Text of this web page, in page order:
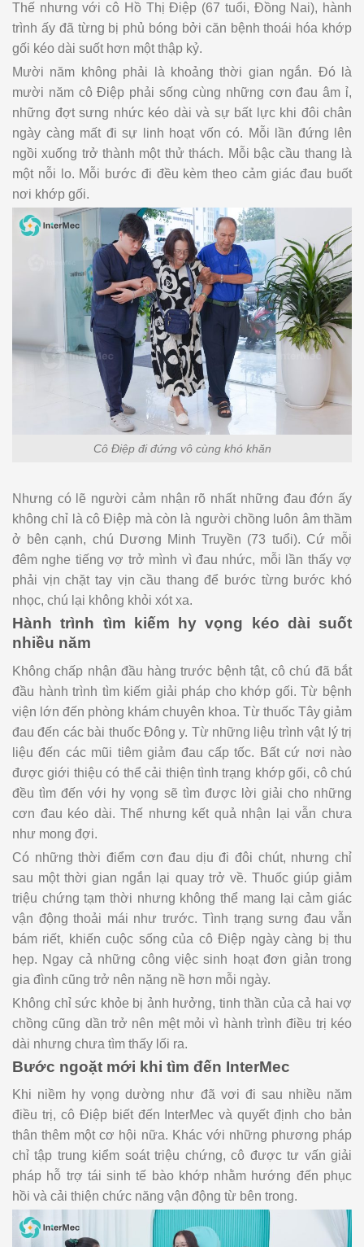
Thế nhưng với cô Hồ Thị Điệp (67 tuổi, Đồng Nai), hành
trình ấy đã từng bị phủ bóng bởi căn bệnh thoái hóa khớp
gối kéo dài suốt hơn một thập kỷ.
Mười năm không phải là khoảng thời gian ngắn. Đó là
mười năm cô Điệp phải sống cùng những cơn đau âm ỉ,
những đợt sưng nhức kéo dài và sự bất lực khi đôi chân
ngày càng mất đi sự linh hoạt vốn có. Mỗi lần đứng lên
ngồi xuống trở thành một thử thách. Mỗi bậc cầu thang là
một nỗi lo. Mỗi bước đi đều kèm theo cảm giác đau buốt
nơi khớp gối.
Cô Điệp đi đứng vô cùng khó khăn
Nhưng có lẽ người cảm nhận rõ nhất những đau đớn ấy
không chỉ là cô Điệp mà còn là người chồng luôn âm thầm
ở bên cạnh, chú Dương Minh Truyền (73 tuổi). Cứ mỗi
đêm nghe tiếng vợ trở mình vì đau nhức, mỗi lần thấy vợ
phải vịn chặt tay vịn cầu thang để bước từng bước khó
nhọc, chú lại không khỏi xót xa.
Hành trình tìm kiếm hy vọng kéo dài suốt
nhiều năm
Không chấp nhận đầu hàng trước bệnh tật, cô chú đã bắt
đầu hành trình tìm kiếm giải pháp cho khớp gối. Từ bệnh
viện lớn đến phòng khám chuyên khoa. Từ thuốc Tây giảm
đau đến các bài thuốc Đông y. Từ những liệu trình vật lý trị
liệu đến các mũi tiêm giảm đau cấp tốc. Bất cứ nơi nào
được giới thiệu có thể cải thiện tình trạng khớp gối, cô chú
đều tìm đến với hy vọng sẽ tìm được lời giải cho những
cơn đau kéo dài. Thế nhưng kết quả nhận lại vẫn chưa
như mong đợi.
Có những thời điểm cơn đau dịu đi đôi chút, nhưng chỉ
sau một thời gian ngắn lại quay trở về. Thuốc giúp giảm
triệu chứng tạm thời nhưng không thể mang lại cảm giác
vận động thoải mái như trước. Tình trạng sưng đau vẫn
bám riết, khiến cuộc sống của cô Điệp ngày càng bị thu
hẹp. Ngay cả những công việc sinh hoạt đơn giản trong
gia đình cũng trở nên nặng nề hơn mỗi ngày.
Không chỉ sức khỏe bị ảnh hưởng, tinh thần của cả hai vợ
chồng cũng dần trở nên mệt mỏi vì hành trình điều trị kéo
dài nhưng chưa tìm thấy lối ra.
Bước ngoặt mới khi tìm đến InterMec
Khi niềm hy vọng dường như đã vơi đi sau nhiều năm
điều trị, cô Điệp biết đến InterMec và quyết định cho bản
thân thêm một cơ hội nữa. Khác với những phương pháp
chỉ tập trung kiểm soát triệu chứng, cô được tư vấn giải
pháp hỗ trợ tái sinh tế bào khớp nhằm hướng đến phục
hồi và cải thiện chức năng vận động từ bên trong.